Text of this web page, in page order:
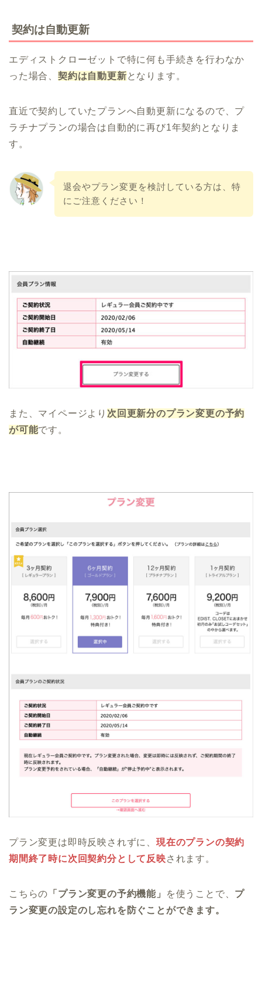
契約は自動更新
エディストクローゼットで特に何も手続きを行わなか
った場合、 契約は自動更新となります。
直近で契約していたプランへ自動更新になるので、プ
ラチナプランの場合は自動的に再び1年契約となりま
す。
退会やプラン変更を検討している方は、特
にご注意ください！
また、マイページより 次回更新分のプラン変更の予約
が可能です。
プラン変更は即時反映されずに、 現在のプランの契約
期間終了時に次回契約分として反映されます。
こちらの 「プラン変更の予約機能」 を使うことで、 プ
ラン変更の設定のし忘れを防ぐことができます。